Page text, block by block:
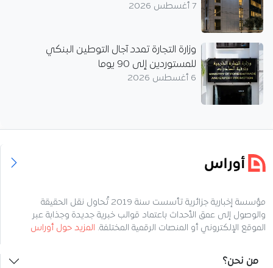
7 أغسطس 2026
وزارة التجارة تمدد آجال التوطين البنكي
للمستوردين إلى 90 يوما
6 أغسطس 2026
مؤسسة إخبارية جزائرية تأسست سنة 2019 تُحاول نقل الحقيقة
والوصول إلى عمق الأحداث باعتماد قوالب خبرية جديدة وجذابة عبر
الموقع الإلكتروني أو المنصات الرقمية المختلفة. المزيد حول أوراس
من نحن؟